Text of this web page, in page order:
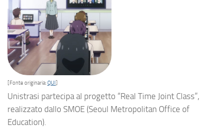
[Fonte originaria:QUI
Unistrasi partecipa al progetto “Real Time Joint Class”,
realizzato dallo SMOE (Seoul Metropolitan Office of
Education).